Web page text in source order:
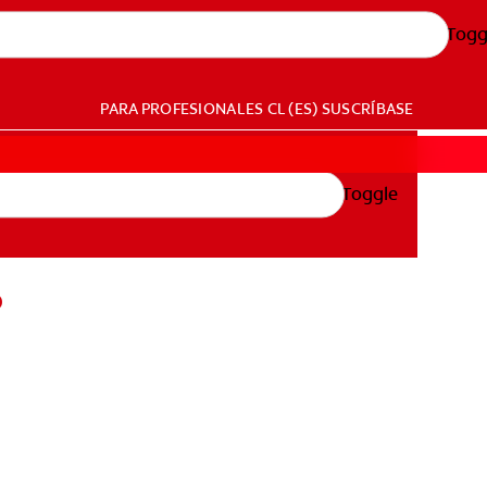
PARA PROFESIONALES CL (ES) SUSCRÍBASE
Toggle